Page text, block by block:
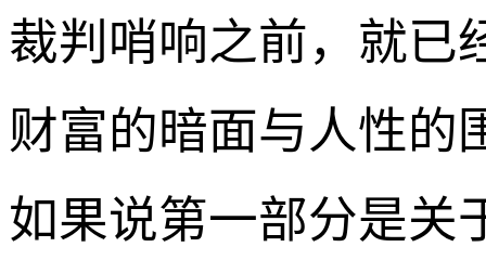
裁判哨响之前，就已
财富的暗面与人性的
如果说第一部分是关